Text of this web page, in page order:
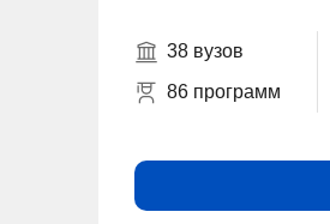
38 вузов
86 программ